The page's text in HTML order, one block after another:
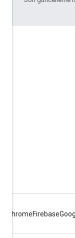
ChromeFirebase